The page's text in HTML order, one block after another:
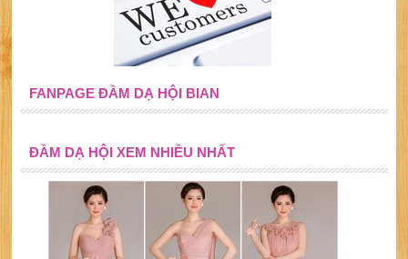
FANPAGE ĐẦM DẠ HỘI BIAN
ĐẦM DẠ HỘI XEM NHIỀU NHẤT